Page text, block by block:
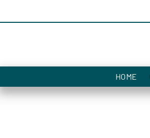
HOME